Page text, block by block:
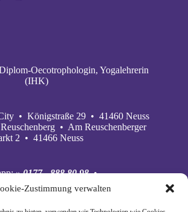
Zustimmung verwalten
Oecotrophologin, Yogalehrerin
(IHK)
• Königstraße 29 • 41460 Neuss
• Am Reuschenberger
2 • 41466 Neuss
» 0177 - 888 80 98•
» 0177 - 888 80 98
wiebke@yogimotion.de•